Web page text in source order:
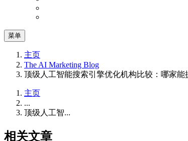
菜单
主页
The AI Marketing Blog
顶级人工智能搜索引擎优化机构比较：哪家能
主页
...
顶级人工智...
相关文章